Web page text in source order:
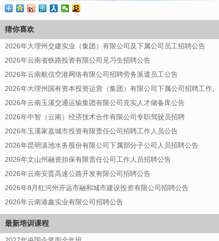
猜你喜欢
2026年大理州交建实业（集团）有限公司及下属公司员工招聘公告
2026年云南省铁路投资有限公司见习生招聘公告
2026年云南航信空港网络有限公司招聘劳务派遣员工公告
2026年大理州国有资本投资运营（集团）有限公司下属公司招聘工作
2026年云南玉溪交通运输集团有限公司充实人才储备库公告
2026年中智（云南）经济技术合作有限公司专职驾驶员招聘
2026年玉溪家嘉城市投资有限责任公司招聘工作人员公告
2026年昆明滇池水务股份有限公司下属部分子公司人员招聘公告
2026年文山州融资担保有限责任公司工作人员招聘公告
2026年云南安晋高速公路开发有限公司招聘公告
2026年8月红河州开远市融和城市建设投资有限公司招聘公告
2026年云南港鑫实业有限公司招聘公告
最新培训课程